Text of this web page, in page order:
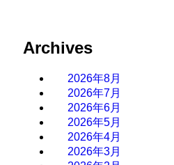
Archives
2026年8月
2026年7月
2026年6月
2026年5月
2026年4月
2026年3月